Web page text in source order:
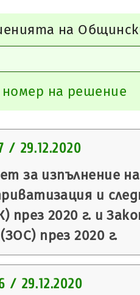
на
номер на решение
/ 29.12.2020
за изпълнение
и
през 2020 г. и
през 2020 г.
/ 29.12.2020